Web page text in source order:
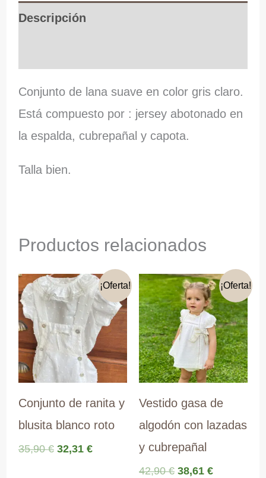
Descripción
Conjunto de lana suave en color gris claro.
Está compuesto por : jersey abotonado en
la espalda, cubrepañal y capota.
Talla bien.
Productos relacionados
¡Oferta!
Conjunto de ranita y
blusita blanco roto
35,90€ El
32,31 €El
¡Oferta!
Vestido gasa de
algodón con lazadas
y cubrepañal
42,90€ El
38,61 €El